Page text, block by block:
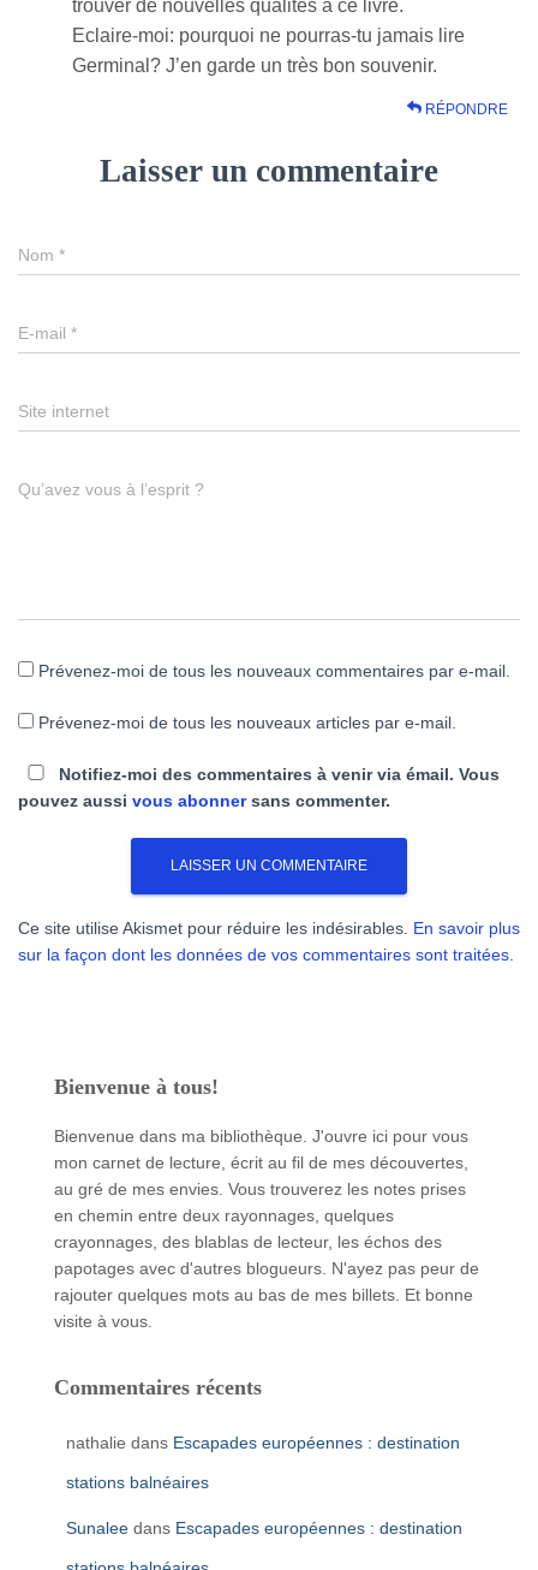
trouver de nouvelles qualités à ce livre.
Eclaire-moi: pourquoi ne pourras-tu jamais lire
Germinal? J’en garde un très bon souvenir.
RÉPONDRE
Laisser un commentaire
Nom *
E-mail *
Site internet
Qu’avez vous à l’esprit ?
Prévenez-moi de tous les nouveaux commentaires par e-mail.
Prévenez-moi de tous les nouveaux articles par e-mail.
Notifiez-moi des commentaires à venir via émail. Vous
pouvez aussi vous abonnersans commenter.
Ce site utilise Akismet pour réduire les indésirables. En savoir plus
sur la façon dont les données de vos commentaires sont traitées
Bienvenue à tous!
Bienvenue dans ma bibliothèque. J'ouvre ici pour vous
mon carnet de lecture, écrit au fil de mes découvertes,
au gré de mes envies. Vous trouverez les notes prises
en chemin entre deux rayonnages, quelques
crayonnages, des blablas de lecteur, les échos des
papotages avec d'autres blogueurs. N'ayez pas peur de
rajouter quelques mots au bas de mes billets. Et bonne
visite à vous.
Commentaires récents
nathalie dans Escapades européennes : destination
stations balnéaires
Sunalee dans Escapades européennes : destination